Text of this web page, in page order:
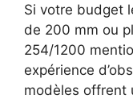
Si votre budget
de 200 mm ou
254/1200
expérience
modèles offrent